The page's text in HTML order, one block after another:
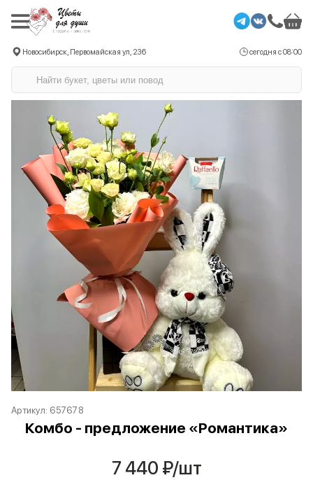
Новосибирск, Первомайская ул, 236 сегодня с 08:00
Артикул: 657678
Комбо - предложение «Романтика»
7 440 ₽/шт